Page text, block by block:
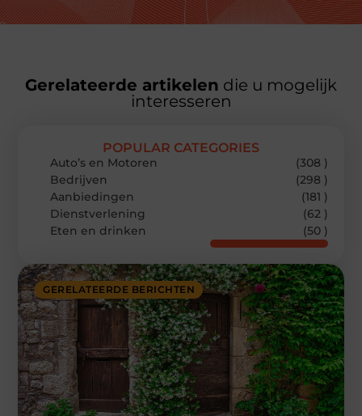
Gerelateerde artikelen die u mogelijk
interesseren
GERELATEERDE BERICHTEN
POPULAR CATEGORIES
Auto’s en Motoren
(308 )
Bedrijven
(298 )
Aanbiedingen
(181 )
Dienstverlening
(62 )
Eten en drinken
(50 )